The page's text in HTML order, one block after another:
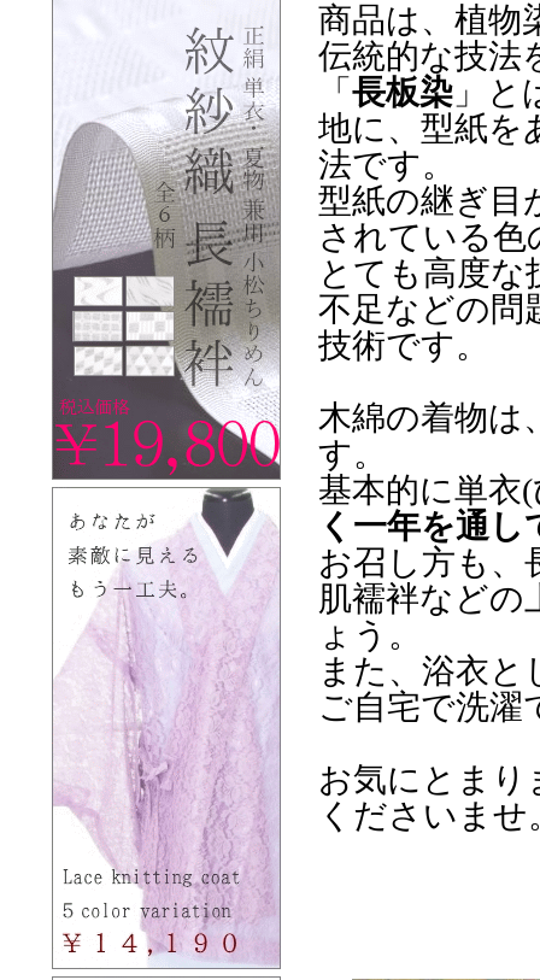
商品は、植物
伝統的な技法
「 長板染」と
地に、型紙を
法です。
型紙の継ぎ目
されている色
とても高度な
不足などの問
技術です。
木綿の着物は
す。
基本的に単衣
く一年を通し
お召し方も、
肌襦袢などの
ょう。
また、浴衣
ご自宅で洗濯
お気にとまり
くださいませ